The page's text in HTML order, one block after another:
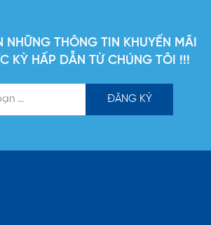
THÔNG TIN KHUYẾN MÃI
KỲ HẤP DẪN TỪ CHÚNG TÔI !!!